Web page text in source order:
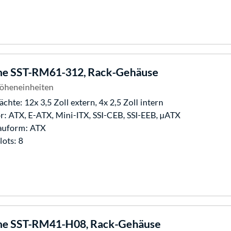
SST-RM61-312, Rack-Gehäuse
12x 3,5 Zoll extern, 4x 2,5 Zoll intern
ATX, E-ATX, Mini-ITX, SSI-CEB, SSI-EEB, µATX
ATX
8
SST-RM41-H08, Rack-Gehäuse